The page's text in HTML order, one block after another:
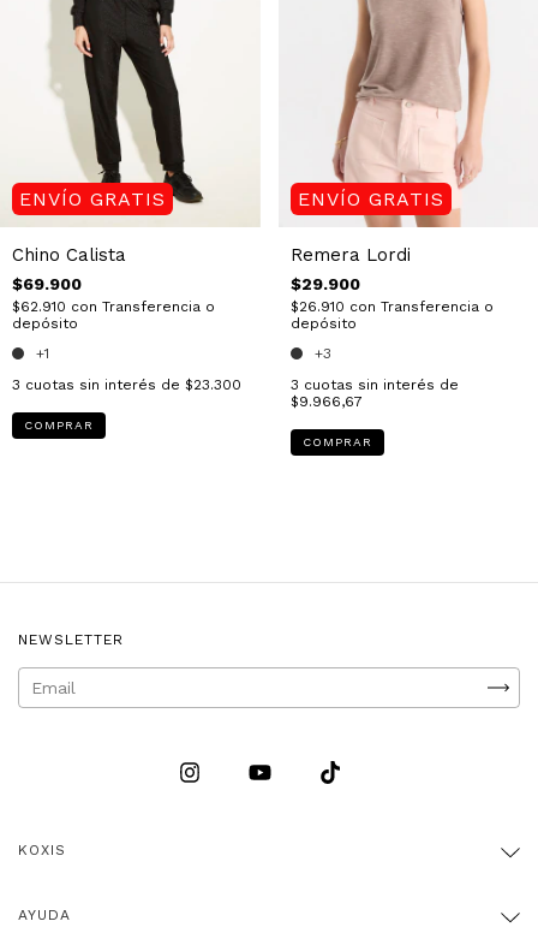
ENVÍO GRATIS
Chino Calista
$69.900
$62.910 con Transferencia o
depósito
+1
3 cuotas sin interés de $23.300
COMPRAR
ENVÍO GRATIS
Remera Lordi
$29.900
$26.910 con Transferencia o
depósito
+3
3 cuotas sin interés de
$9.966,67
COMPRAR
NEWSLETTER
KOXIS
AYUDA